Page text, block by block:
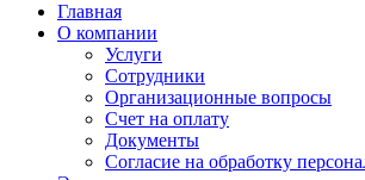
Главная
О компании
Услуги
Сотрудники
Организационные вопросы
Счет на оплату
Документы
Согласие на обработку